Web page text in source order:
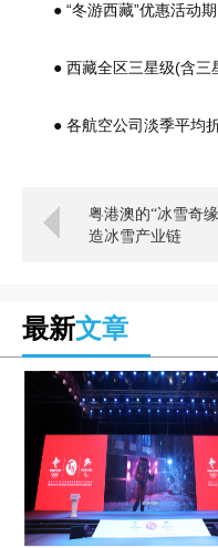
● “冬游西藏”优惠活动期
● 西藏全区三星级(含三星
● 各航空公司淡季平均
粤港澳的“冰雪奇
造冰雪产业链
最新文章